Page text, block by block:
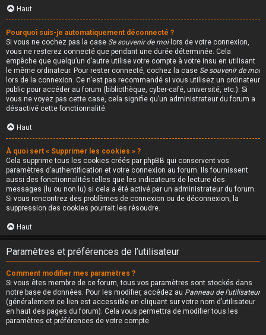
Haut
Pourquoi suis-je automatiquement déconnecté ?
Si vous ne cochez pas la case Se souvenir de moilors de votre connexion,
vous ne resterez connecté que pendant une durée déterminée. Cela
empêche que quelqu’un d’autre utilise votre compte à votre insu en utilisant
le même ordinateur. Pour rester connecté, cochez la case Se souvenir de moi
lors de la connexion. Ce n’est pas recommandé si vous utilisez un ordinateur
public pour accéder au forum (bibliothèque, cyber-café, université, etc.). Si
vous ne voyez pas cette case, cela signifie qu’un administrateur du forum a
désactivé cette fonctionnalité.
Haut
À quoi sert « Supprimer les cookies » ?
Cela supprime tous les cookies créés par phpBB qui conservent vos
paramètres d’authentification et votre connexion au forum. Ils fournissent
aussi des fonctionnalités telles que les indicateurs de lecture des
messages (lu ou non lu) si cela a été activé par un administrateur du forum.
Si vous rencontrez des problèmes de connexion ou de déconnexion, la
suppression des cookies pourrait les résoudre.
Haut
Paramètres et préférences de l’utilisateur
Comment modifier mes paramètres ?
Si vous êtes membre de ce forum, tous vos paramètres sont stockés dans
notre base de données. Pour les modifier, accédez au Panneau de l’utilisateur
(généralement ce lien est accessible en cliquant sur votre nom d’utilisateur
en haut des pages du forum). Cela vous permettra de modifier tous les
paramètres et préférences de votre compte.